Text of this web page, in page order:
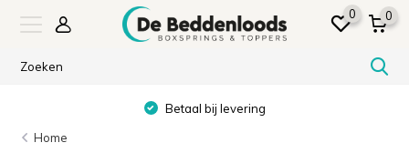
0 0
Showroom in SNEEK &
Home